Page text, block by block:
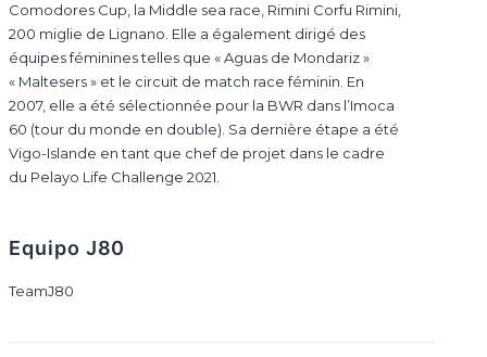
Comodores Cup, la Middle sea race, Rimini Corfu Rimini,
200 miglie de Lignano. Elle a également dirigé des
équipes féminines telles que « Aguas de Mondariz »
« Maltesers » et le circuit de match race féminin. En
2007, elle a été sélectionnée pour la BWR dans l’Imoca
60 (tour du monde en double). Sa dernière étape a été
Vigo-Islande en tant que chef de projet dans le cadre
du Pelayo Life Challenge 2021.
Equipo J80
TeamJ80